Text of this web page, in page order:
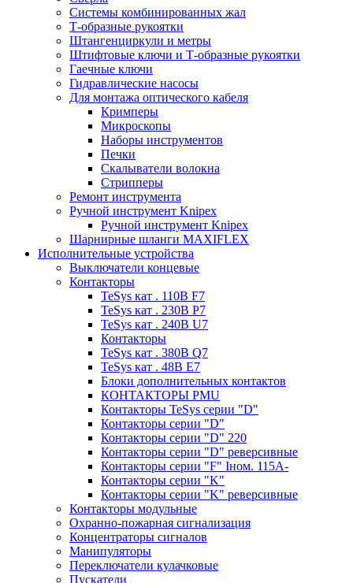
Системы комбинированных жал
Т-образные рукоятки
Штангенциркули и метры
Штифтовые ключи и Т-образные рукоятки
Гаечные ключи
Гидравлические насосы
Для монтажа оптического кабеля
Кримперы
Микроскопы
Наборы инструментов
Печки
Скалыватели волокна
Стрипперы
Ремонт инструмента
Ручной инструмент Knipex
Ручной инструмент Knipex
Шарнирные шланги MAXIFLEX
Исполнительные устройства
Выключатели концевые
Контакторы
TeSys кат . 110В F7
TeSys кат . 230В P7
TeSys кат . 240В U7
Контакторы
TeSys кат . 380В Q7
TeSys кат . 48В E7
Блоки дополнительных контактов
КОНТАКТОРЫ PMU
Контакторы TeSys серии "D"
Контакторы серии "D"
Контакторы серии "D" 220
Контакторы серии "D" реверсивные
Контакторы серии "F" Iном. 115А-
Контакторы серии "K"
Контакторы серии "K" реверсивные
Контакторы модульные
Охранно-пожарная сигнализация
Концентраторы сигналов
Манипуляторы
Переключатели кулачковые
Пускатели